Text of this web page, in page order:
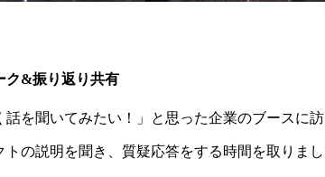
ク&振り返り共有
を聞いてみたい！」と思った企業のブースに訪
の説明を聞き、質疑応答をする時間を取りまし